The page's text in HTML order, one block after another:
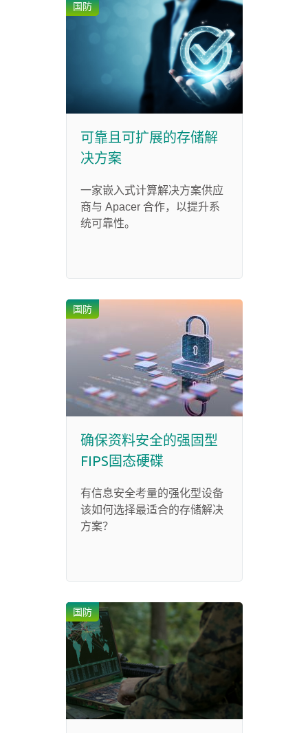
国防
可靠且可扩展的存储解
决方案
一家嵌入式计算解决方案供应
商与 Apacer 合作，以提升系
统可靠性。
国防
确保资料安全的强固型
FIPS固态硬碟
有信息安全考量的强化型设备
该如何选择最适合的存储解决
方案？
国防